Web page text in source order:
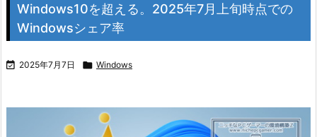
Windows10を超える。2025年7月上旬時点での
Windowsシェア率
 2025年7月7日  Windows